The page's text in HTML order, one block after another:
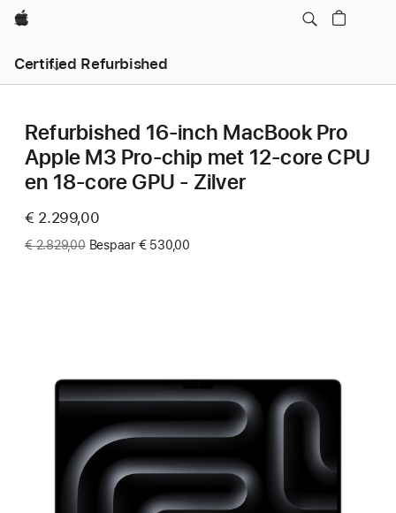
Apple
Certified Refurbished
Refurbished 16‑inch MacBook Pro
Apple M3 Pro-chip met 12‑core CPU
en 18‑core GPU - Zilver
Now
€ 2.299,00
Was
€ 2.829,00 Bespaar € 530,00